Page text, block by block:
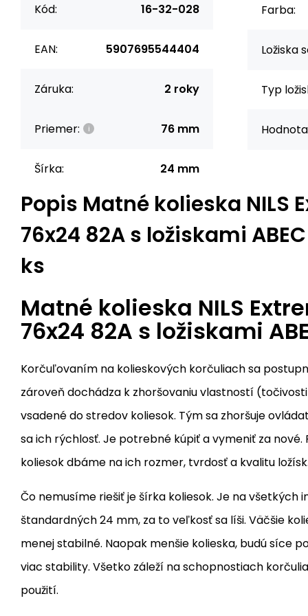
Kód: 16-32-028
EAN: 5907695544404
Záruka: 2 roky
Priemer: 76 mm
Šírka: 24 mm
Farba:
Ložiska
Typ
Popis Matné kolieska NILS
76x24 82A s ložiskami
ks
Matné kolieska NILS
76x24 82A s ložiskami
Korčuľovaním na kolieskových korčuliach sa
zároveň dochádza k zhoršovaniu vlastností
vsadené do stredov koliesok. Tým sa zhoršuje
sa ich rýchlosť. Je potrebné kúpiť a vymeniť za nové.
koliesok dbáme na ich rozmer, tvrdosť a kvalitu
Čo nemusíme riešiť je šírka koliesok. Je na všetkých
štandardných 24 mm, za to veľkosť sa líši. Väčšie
menej stabilné. Naopak menšie kolieska, budú síce
viac stability. Všetko záleží na schopnostiach
použití.